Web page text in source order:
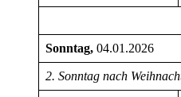
Sonntag, 04.01.2026
2. Sonntag nach